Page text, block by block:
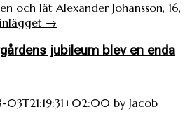
och lät Alexander Johansson, 16,
→
jubileum blev en enda
by Jacob